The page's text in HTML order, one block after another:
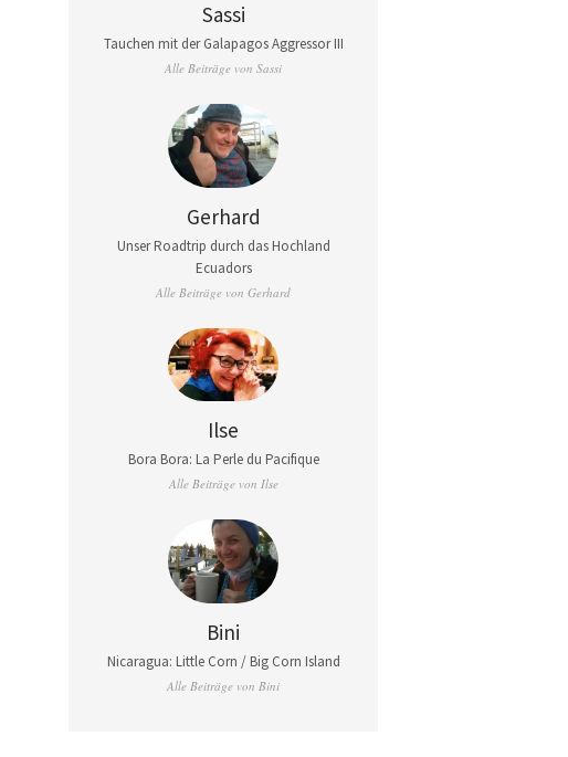
Sassi
Tauchen mit der Galapagos Aggressor III
Alle Beiträge von Sassi
Gerhard
Unser Roadtrip durch das Hochland
Ecuadors
Alle Beiträge von Gerhard
Ilse
Bora Bora: La Perle du Pacifique
Alle Beiträge von Ilse
Bini
Nicaragua: Little Corn / Big Corn Island
Alle Beiträge von Bini